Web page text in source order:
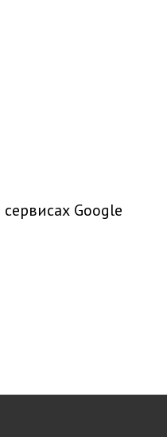
сервисах Google